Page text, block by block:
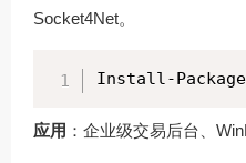
Socket4Net。
Install-
应用 ：企业级交易后台、